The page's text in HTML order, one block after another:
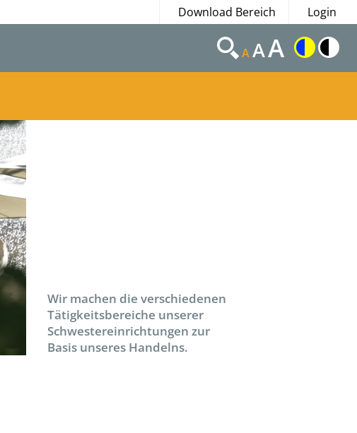
Download Bereich Login
AAA
Wir machen die verschiedenen
Tätigkeitsbereiche unserer
Schwestereinrichtungen zur
Basis unseres Handelns.